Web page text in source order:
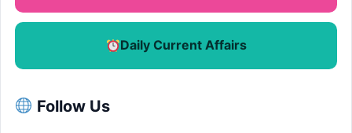
Daily Current Affairs
Follow Us